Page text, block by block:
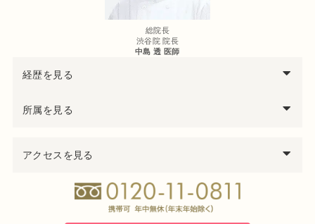
総院長
渋谷院 院長
中島 透 医師
経歴を見る
00年 千葉大学医学部付属病院形成外科勤務
千葉大学大学院修了 医学博士号取得
所属を見る
日本形成外科学会 形成外科専門医
日本頭蓋顎顔面外科学会会員
アクセスを見る